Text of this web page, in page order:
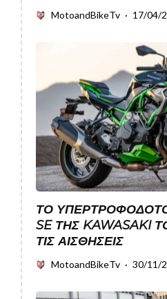
MotoandBikeTv · 17/04/
ΤΟ
SE ΤΗΣ KAWASAKI
ΤΙΣ ΑΙΣΘΉΣΕΙΣ
MotoandBikeTv · 30/11/